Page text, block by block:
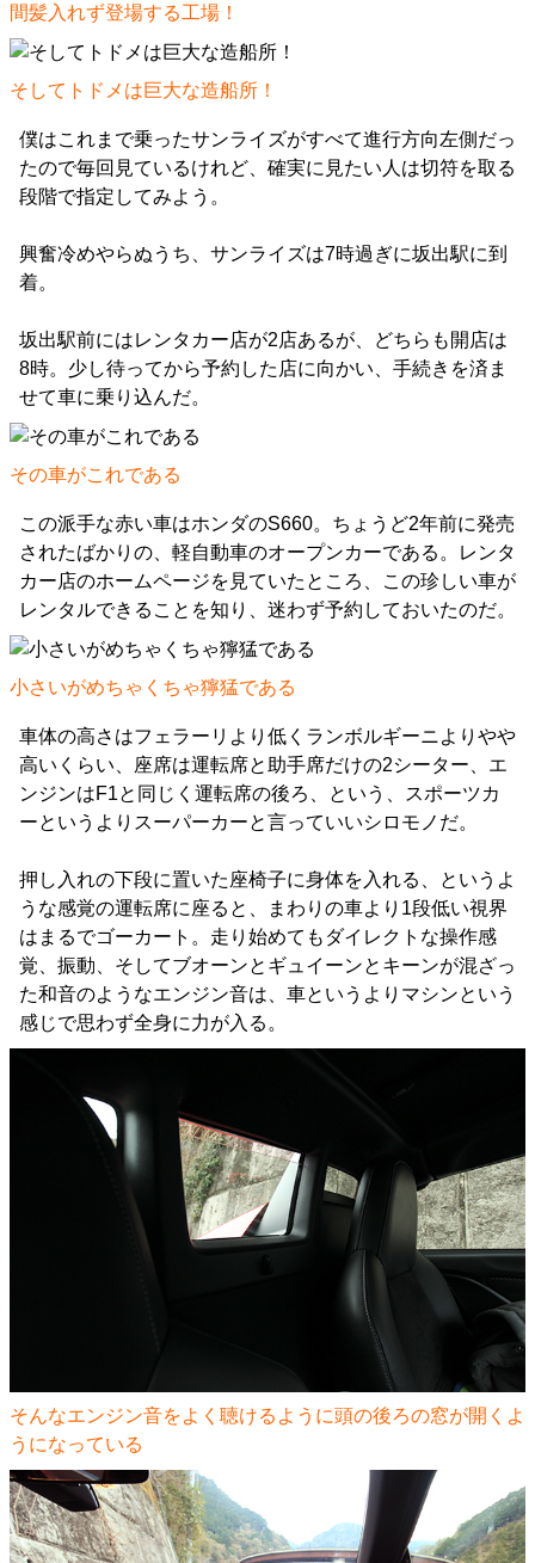
間髪入れず登場する工場！
そしてトドメは巨大な造船所！
僕はこれまで乗ったサンライズがすべて進行方向左側だっ
たので毎回見ているけれど、確実に見たい人は切符を取る
段階で指定してみよう。
興奮冷めやらぬうち、サンライズは7時過ぎに坂出駅に到
着。
坂出駅前にはレンタカー店が2店あるが、どちらも開店は
8時。少し待ってから予約した店に向かい、手続きを済ま
せて車に乗り込んだ。
その車がこれである
この派手な赤い車はホンダのS660。ちょうど2年前に発売
されたばかりの、軽自動車のオープンカーである。レンタ
カー店のホームページを見ていたところ、この珍しい車が
レンタルできることを知り、迷わず予約しておいたのだ。
小さいがめちゃくちゃ獰猛である
車体の高さはフェラーリより低くランボルギーニよりやや
高いくらい、座席は運転席と助手席だけの2シーター、エ
ンジンはF1と同じく運転席の後ろ、という、スポーツカ
ーというよりスーパーカーと言っていいシロモノだ。
押し入れの下段に置いた座椅子に身体を入れる、というよ
うな感覚の運転席に座ると、まわりの車より1段低い視界
はまるでゴーカート。走り始めてもダイレクトな操作感
覚、振動、そしてブオーンとギュイーンとキーンが混ざっ
た和音のようなエンジン音は、車というよりマシンという
感じで思わず全身に力が入る。
そんなエンジン音をよく聴けるように頭の後ろの窓が開くよ
うになっている